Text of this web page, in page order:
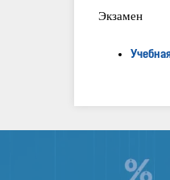
Экзамен